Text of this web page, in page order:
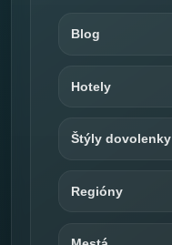
Blog
Hotely
Štýly dovolenky
Regióny